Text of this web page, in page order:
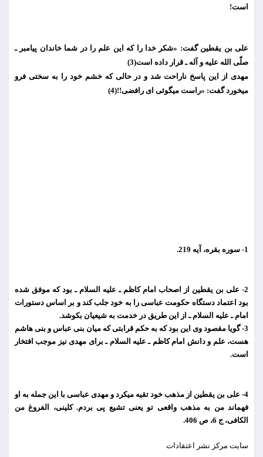
است!
علی بن یقطین گفت: «شكر خدا را كه این علم را در شما خاندان پیامبر ـ
صلّی الله علیه و آله ـ قرار داده است(3)
مهدی از این پاسخ ناراحت شد و در حالی كه خشم خود را به سختی فرو
میخورد گفت: «راست میگوئی ای رافضی!!(4)
1- سوره بقره، آیه 219.
2- علی بن یقطین از اصحاب امام كاظم ـ علیه السلام ـ بود كه موفق شده
بود اعتماد دستگاه حكومت عباسی را به خود جلب كند و بر اساس دستورات
امام ـ علیه السلام ـ از این طریق در خدمت به شیعیان بكوشد.
3- گویا مقصود وی این بود كه به حكم قرابتی كه میان بنی عباس و بنی هاشم
هست، علم و دانش امام كاظم ـ علیه السلام ـ برای مهدی نیز موجب افتخار
است.
4- علی بن یقطین از مذهب خود تقیه می
كرد و مهدی عباسی با این جمله به او
فهماند من به مذهب واقعی تو یعنی تشیع پی بردم. كلینی، الفروغ من
الكافی، ج 6، ص 406.
سايت مركز نشر اعتقادات